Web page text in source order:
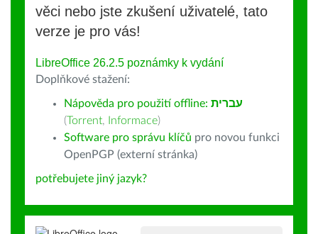
věci nebo jste zkušení uživatelé, tato
verze je pro vás!
LibreOffice 26.2.5 poznámky k vydání
Doplňkové stažení:
Nápověda pro použití offline: עברית
(Torrent, Informace)
Software pro správu klíčů pro novou funkci
OpenPGP (externí stránka)
potřebujete jiný jazyk?